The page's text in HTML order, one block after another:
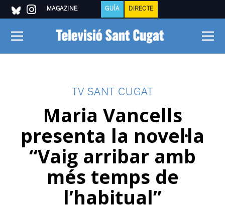
MAGAZINE GUÍA DIRECTE
TV SANT CUGAT
Maria Vancells
presenta la novel·la
“Vaig arribar amb
més temps de
l’habitual”